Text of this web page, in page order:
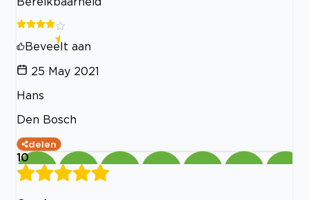
Beveelt aan
25 May 2021
Hans
Den Bosch
delen
10